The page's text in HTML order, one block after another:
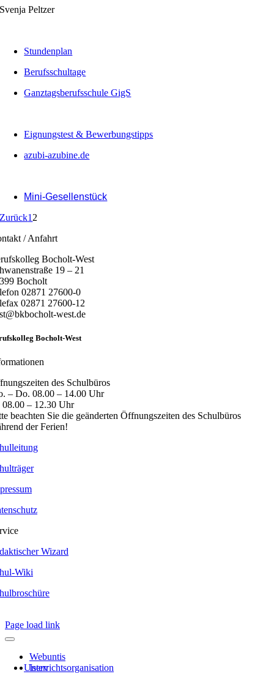
Svenja Peltzer
Stundenplan
Berufsschultage
Ganztagsberufsschule GigS
Eignungstest & Bewerbungstipps
azubi-azubine.de
Mini-Gesellenstück
Zurück1 2
/ Anfahrt
Bocholt-West
19 – 21
Bocholt
02871 27600-0
02871 27600-12
west.de
Bocholt-West
des Schulbüros
– Do. 08.00 – 14.00 Uhr
08.00 – 12.30 Uhr
beachten Sie die geänderten Öffnungszeiten des Schulbüros
der Ferien!
Wizard
Wiki
Page load link
Unterrichtsorganisation
Webuntis
Iserv